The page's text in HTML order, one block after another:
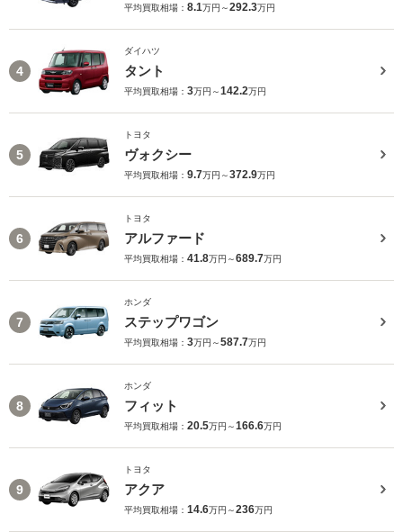
平均買取相場： 8.1万円～292.3万円
4
ダイハツ
タント
平均買取相場： 3万円～142.2万円
5
トヨタ
ヴォクシー
平均買取相場： 9.7万円～372.9万円
6
トヨタ
アルファード
平均買取相場： 41.8万円～689.7万円
7
ホンダ
ステップワゴン
平均買取相場： 3万円～587.7万円
8
ホンダ
フィット
平均買取相場： 20.5万円～166.6万円
9
トヨタ
アクア
平均買取相場： 14.6万円～236万円